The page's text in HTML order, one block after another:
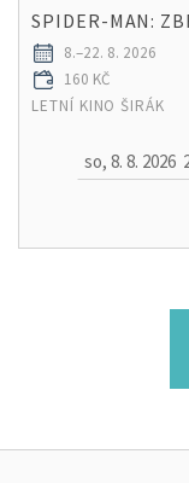
SPIDER-MAN:
8.–22. 8. 2026
160 KČ
LETNÍ KINO ŠIRÁK
so, 8. 8. 2026